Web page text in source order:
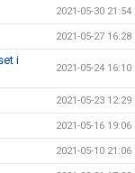
2021-05-30 21:54
2021-05-27 16:28
i
2021-05-24 16:10
2021-05-23 12:29
2021-05-16 19:06
2021-05-10 21:06